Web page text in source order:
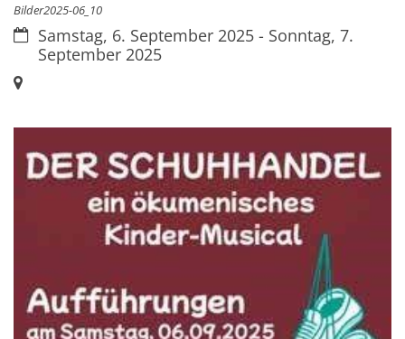
Bilder2025-06_10
Datum:
Samstag, 6. September 2025 - Sonntag, 7.
September 2025
Ort: